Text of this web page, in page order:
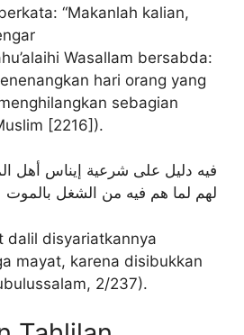
“Makanlah kalian,
Wasallam bersabda:
hari orang yang
sebagian
[2216]).
فيه دليل على شرعية إيناس أهل
لهم لما هم فيه من الشغل بالموت
dalil disyariatkannya
mayat, karena disibukkan
2/237).